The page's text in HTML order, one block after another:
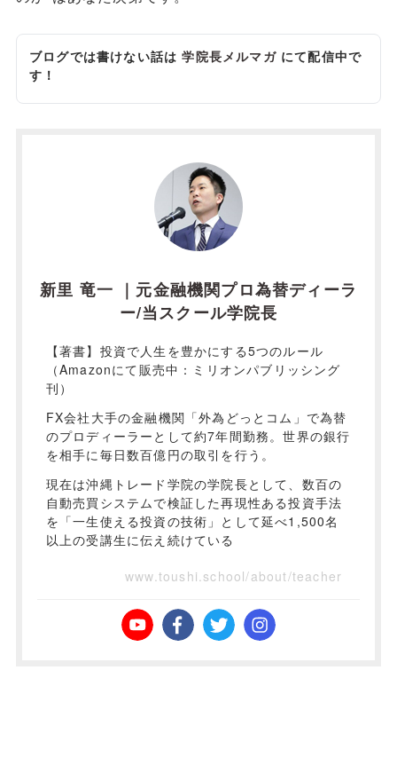
ブログでは書けない話は学院長メルマガにて配信中で
す！
新里 竜一 ｜元金融機関プロ為替ディーラ
ー/当スクール学院長
【著書】投資で人生を豊かにする5つのルール
（Amazonにて販売中：ミリオンパブリッシング
刊）
FX会社大手の金融機関「外為どっとコム」で為替
のプロディーラーとして約7年間勤務。世界の銀行
を相手に毎日数百億円の取引を行う。
現在は沖縄トレード学院の学院長として、数百の
自動売買システムで検証した再現性ある投資手法
を「一生使える投資の技術」として延べ1,500名
以上の受講生に伝え続けている
www.toushi.school/about/teacher